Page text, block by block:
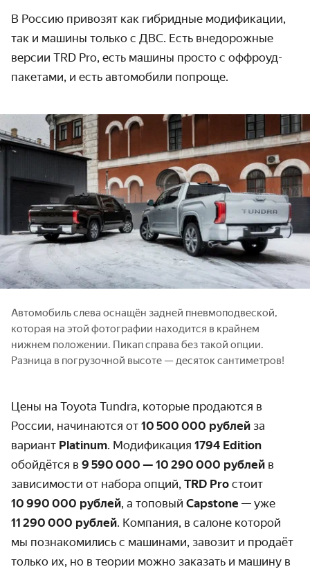
В Россию привозят как гибридные модификации,
так и машины только с ДВС. Есть внедорожные
версии TRD Pro, есть машины просто с оффроуд-
пакетами, и есть автомобили попроще.
Автомобиль слева оснащён задней пневмоподвеской,
которая на этой фотографии находится в крайнем
нижнем положении. Пикап справа без такой опции.
Разница в погрузочной высоте — десяток сантиметров!
Цены на Toyota Tundra, которые продаются в
России, начинаются от 10 500 000 рублей за
вариант Platinum. Модификация 1794 Edition
обойдётся в 9 590 000 — 10 290 000 рублей в
зависимости от набора опций, TRD Pro стоит
10 990 000 рублей, а топовый Capstone — уже
11 290 000 рублей. Компания, в салоне которой
мы познакомились с машинами, завозит и продаёт
только их, но в теории можно заказать и машину в